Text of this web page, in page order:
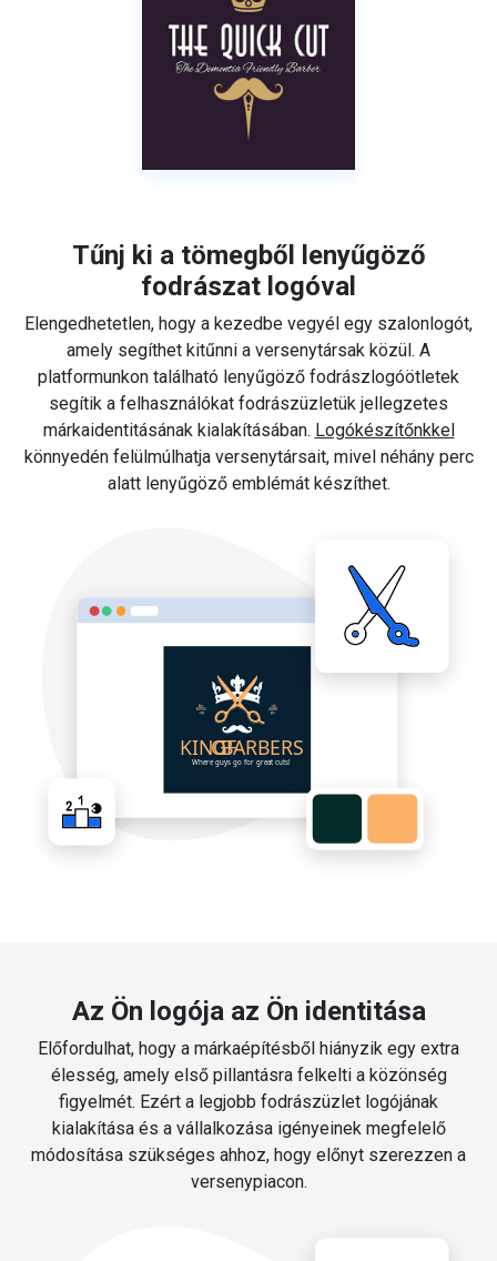
Tűnj ki a tömegből lenyűgöző
fodrászat logóval
Elengedhetetlen, hogy a kezedbe vegyél egy szalonlogót,
amely segíthet kitűnni a versenytársak közül. A
platformunkon található lenyűgöző fodrászlogóötletek
segítik a felhasználókat fodrászüzletük jellegzetes
márkaidentitásának kialakításában. Logókészítőnkkel
könnyedén felülmúlhatja versenytársait, mivel néhány perc
alatt lenyűgöző emblémát készíthet.
Az Ön logója az Ön identitása
Előfordulhat, hogy a márkaépítésből hiányzik egy extra
élesség, amely első pillantásra felkelti a közönség
figyelmét. Ezért a legjobb fodrászüzlet logójának
kialakítása és a vállalkozása igényeinek megfelelő
módosítása szükséges ahhoz, hogy előnyt szerezzen a
versenypiacon.